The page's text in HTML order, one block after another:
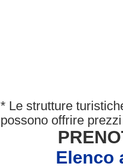
* Le strutture
possono offrire
Elenco